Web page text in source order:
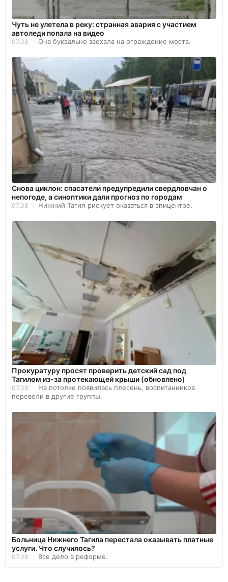
Чуть не улетела в реку: странная авария с участием
автоледи попала на видео
07.08 Она буквально заехала на ограждение моста.
Снова циклон: спасатели предупредили свердловчан о
непогоде, а синоптики дали прогноз по городам
07.08 Нижний Тагил рискует оказаться в эпицентре.
Прокуратуру просят проверить детский сад под
Тагилом из-за протекающей крыши (обновлено)
07.08
На потолке появилась плесень, воспитанников
перевели в другие группы.
Больница Нижнего Тагила перестала оказывать платные
услуги. Что случилось?
07.08 Все дело в реформе.